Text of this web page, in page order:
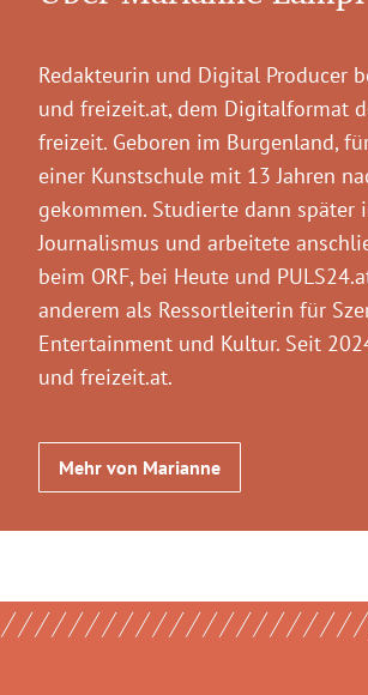
Redakteurin und Digital Producer
und freizeit.at, dem Digitalformat
freizeit. Geboren im Burgenland,
einer Kunstschule mit 13 Jahren
gekommen. Studierte dann später
Journalismus und arbeitete
beim ORF, bei Heute und
anderem als Ressortleiterin für
Entertainment und Kultur. Seit
und freizeit.at.
Mehr von Marianne